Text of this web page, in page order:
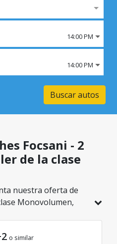
14:00 PM
14:00 PM
Buscar autos
Focsani - 2
de la clase
nuestra oferta de
Monovolumen,
con tarifas
o similar